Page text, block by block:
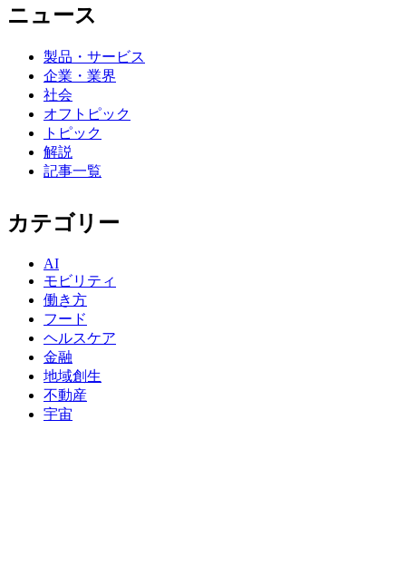
ニュース
製品・サービス
企業・業界
社会
オフトピック
トピック
解説
記事一覧
カテゴリー
AI
モビリティ
働き方
フード
ヘルスケア
金融
地域創生
不動産
宇宙